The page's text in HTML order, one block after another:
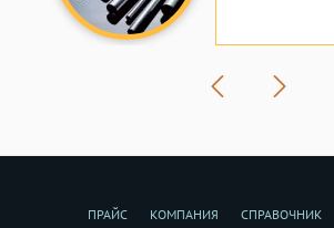
ПРАЙС КОМПАНИЯ СПРАВОЧНИК